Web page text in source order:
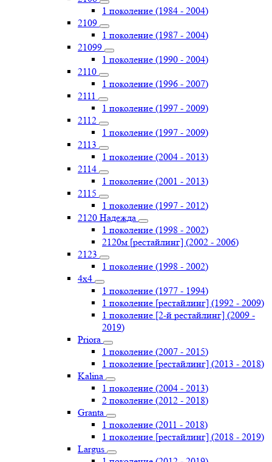
1 поколение (1984 - 2004)
2109
1 поколение (1987 - 2004)
21099
1 поколение (1990 - 2004)
2110
1 поколение (1996 - 2007)
2111
1 поколение (1997 - 2009)
2112
1 поколение (1997 - 2009)
2113
1 поколение (2004 - 2013)
2114
1 поколение (2001 - 2013)
2115
1 поколение (1997 - 2012)
2120 Надежда
1 поколение (1998 - 2002)
2120м [рестайлинг] (2002 - 2006)
2123
1 поколение (1998 - 2002)
4х4
1 поколение (1977 - 1994)
1 поколение [рестайлинг] (1992 - 2009)
1 поколение [2-й рестайлинг] (2009 -
2019)
Priоra
1 поколение (2007 - 2015)
1 поколение [рестайлинг] (2013 - 2018)
Kalina
1 поколение (2004 - 2013)
2 поколение (2012 - 2018)
Granta
1 поколение (2011 - 2018)
1 поколение [рестайлинг] (2018 - 2019)
Largus